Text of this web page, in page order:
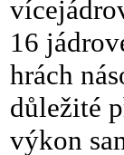
16
hrách
důležité
výkon